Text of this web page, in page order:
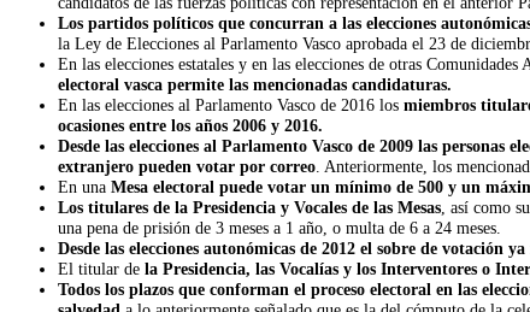
Los partidos políticos que concurran a las elecciones
la Ley de Elecciones al Parlamento Vasco aprobada el 23 de
En las elecciones estatales y en las elecciones de otras Comunidades
electoral vasca permite las mencionadas candidaturas.
En las elecciones al Parlamento Vasco de 2016 los miembros
ocasiones entre los años 2006 y 2016.
Desde las elecciones al Parlamento Vasco de 2009 las personas
extranjero pueden votar por correo . Anteriormente, los
En una Mesa electoral puede votar un mínimo de 500 y un
Los titulares de la Presidencia y Vocales de las Mesas , así como
una pena de prisión de 3 meses a 1 año, o multa de 6 a 24 meses.
Desde las elecciones autonómicas de 2012 el sobre de votación
El titular de la Presidencia, las Vocalías y los Interventores o
Todos los plazos que conforman el proceso electoral en las